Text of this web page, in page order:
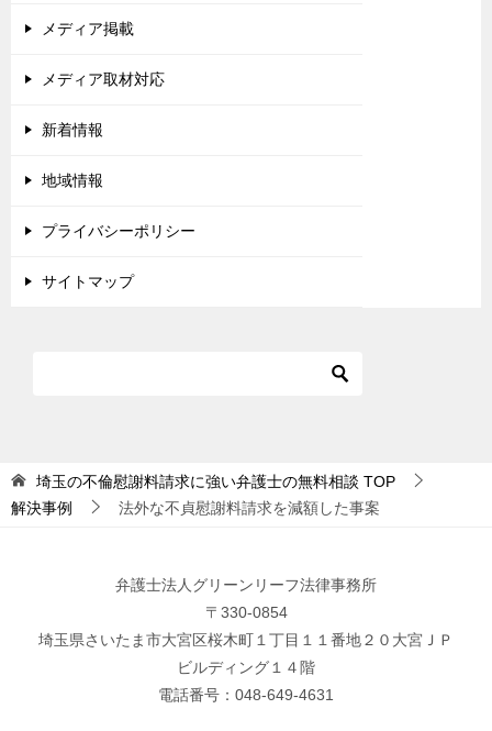
メディア掲載
メディア取材対応
新着情報
地域情報
プライバシーポリシー
サイトマップ
埼玉の不倫慰謝料請求に強い弁護士の無料相談 TOP
解決事例
法外な不貞慰謝料請求を減額した事案
弁護士法人グリーンリーフ法律事務所
〒330-0854
埼玉県さいたま市大宮区桜木町１丁目１１番地２０大宮ＪＰ
ビルディング１４階
電話番号：048-649-4631